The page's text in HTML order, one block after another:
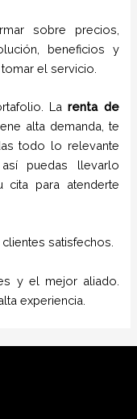
sobre precios,
beneficios y
el servicio.
Larenta de
alta demanda, te
todo lo relevante
puedas llevarlo
cita para atenderte
satisfechos.
y el mejor aliado.
experiencia.